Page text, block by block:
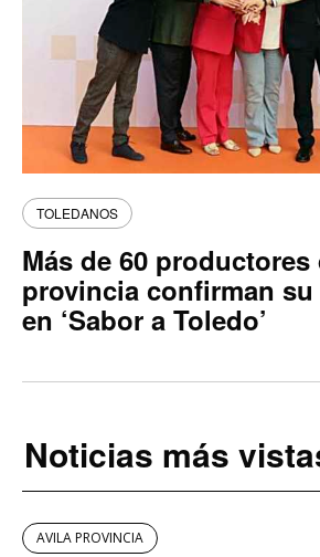
TOLEDANOS
Más de 60 productores
provincia confirman
en ‘Sabor a Toledo’
Noticias más
AVILA PROVINCIA